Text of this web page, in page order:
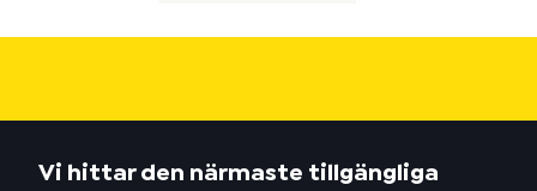
Vi hittar den närmaste tillgängliga